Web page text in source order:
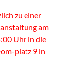
zu einer
am
Uhr in die
platz 9 in